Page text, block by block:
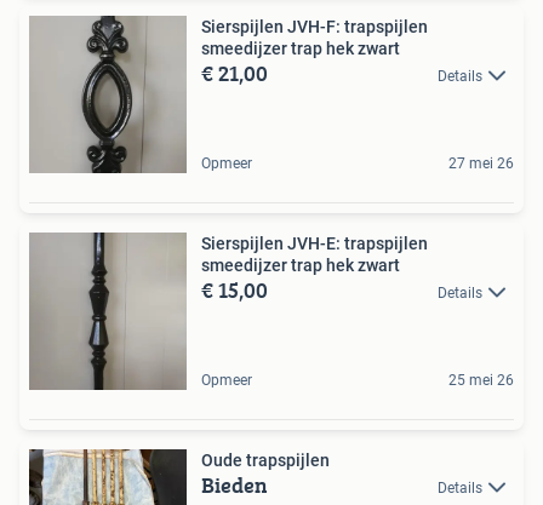
Sierspijlen JVH-F: trapspijlen
smeedijzer trap hek zwart
€ 21,00 Details
Opmeer 27 mei 26
Sierspijlen JVH-E: trapspijlen
smeedijzer trap hek zwart
€ 15,00 Details
Opmeer 25 mei 26
Oude trapspijlen
Bieden Details